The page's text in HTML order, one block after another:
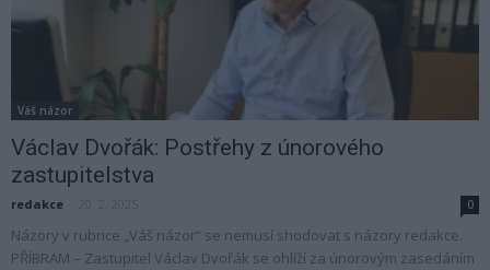
Váš názor
Václav Dvořák: Postřehy z únorového
zastupitelstva
redakce 0
Názory v rubrice „Váš názor“ se nemusí shodovat s názory redakce.
PŘÍBRAM – Zastupitel Václav Dvořák se ohlíží za únorovým zasedáním